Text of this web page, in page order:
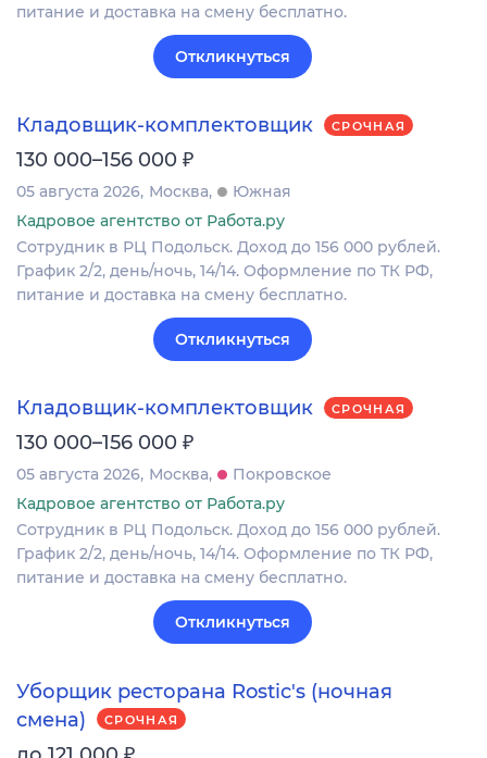
питание и доставка на смену бесплатно.
Откликнуться
Кладовщик-комплектовщик СРОЧНАЯ
130 000–156 000 ₽
05 августа 2026 Москва
Южная
Кадровое агентство от Работа.ру
Сотрудник в РЦ Подольск. Доход до 156 000 рублей.
График 2/2, день/ночь, 14/14. Оформление по ТК РФ,
питание и доставка на смену бесплатно.
Откликнуться
Кладовщик-комплектовщик СРОЧНАЯ
130 000–156 000 ₽
05 августа 2026 Москва
Покровское
Кадровое агентство от Работа.ру
Сотрудник в РЦ Подольск. Доход до 156 000 рублей.
График 2/2, день/ночь, 14/14. Оформление по ТК РФ,
питание и доставка на смену бесплатно.
Откликнуться
Уборщик ресторана Rostic's (ночная
смена)
СРОЧНАЯ